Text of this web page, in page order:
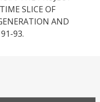
SLICE OF
AND
93.